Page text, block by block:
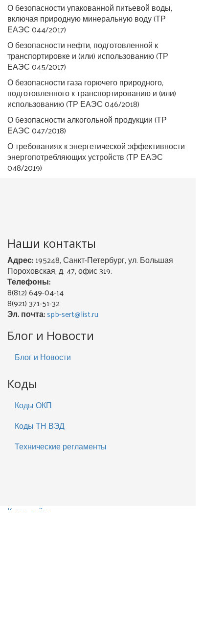
О безопасности упакованной питьевой воды,
включая природную минеральную воду (ТР
ЕАЭС 044/2017)​
О безопасности нефти, подготовленной к
транспортировке и (или) использованию (ТР
ЕАЭС 045/2017)​
О безопасности газа горючего природного,
подготовленного к транспортированию и (или)
использованию (ТР ЕАЭС 046/2018)​
О безопасности алкогольной продукции (ТР
ЕАЭС 047/2018) ​
​О требованиях к энергетической эффективности
энергопотребляющих устройств (ТР ЕАЭС
048/2019)​
Наши контакты
Адрес:195248, Санкт-Петербург, ул. Большая
Пороховская, д. 47, офис 319.
Телефоны:
8(812) 649-04-14
8(921) 371-51-32
Эл. почта:spb-sert@list.ru
Блог и Новости
Блог и Новости
Коды
Коды ОКП
Коды ТН ВЭД
Технические регламенты
Карта сайта